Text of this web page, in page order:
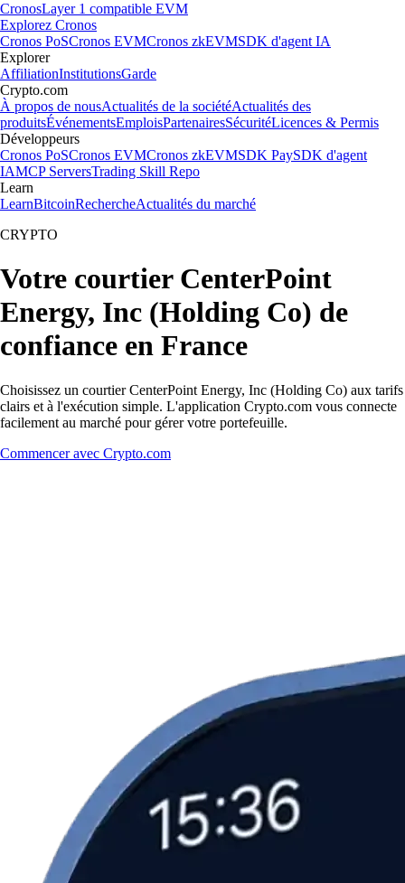
CronosLayer 1 compatible EVM
Explorez Cronos
Cronos PoSCronos EVMCronos zkEVMSDK d'agent IA
Explorer
AffiliationInstitutionsGarde
Crypto.com
À propos de nousActualités de la sociétéActualités des
produitsÉvénementsEmploisPartenairesSécuritéLicences & Permis
Développeurs
Cronos PoSCronos EVMCronos zkEVMSDK PaySDK d'agent
IAMCP ServersTrading Skill Repo
Learn
LearnBitcoinRechercheActualités du marché
CRYPTO
Votre courtier CenterPoint
Energy, Inc (Holding Co) de
confiance en France
Choisissez un courtier CenterPoint Energy, Inc (Holding Co) aux tarifs
clairs et à l'exécution simple. L'application Crypto.com vous connecte
facilement au marché pour gérer votre portefeuille.
Commencer avec Crypto.com